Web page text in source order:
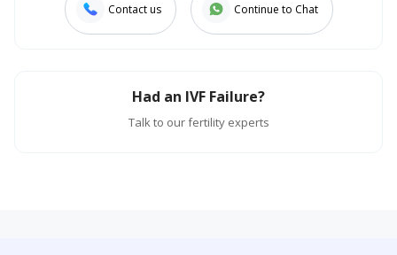
Contact us Continue to Chat
Had an IVF Failure?
Talk to our fertility experts